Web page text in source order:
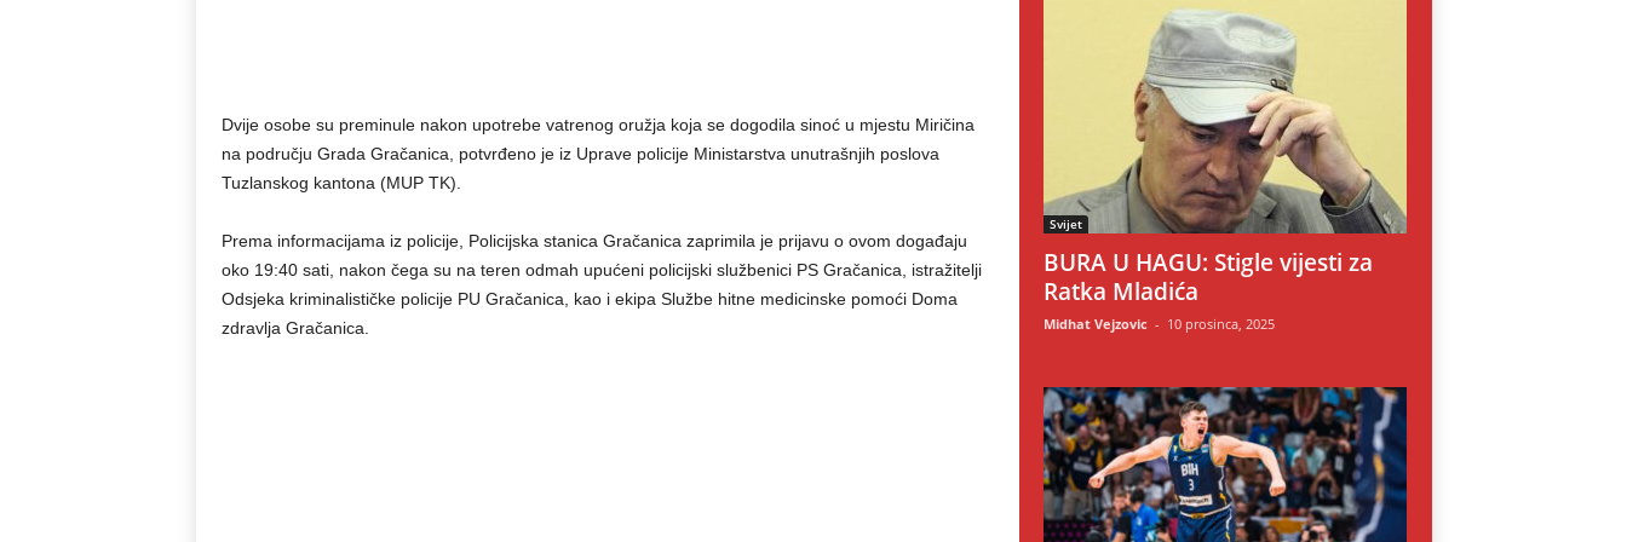
Dvije osobe su preminule nakon upotrebe vatrenog oružja koja se dogodila sinoć u mjestu Miričina
na području Grada Gračanica, potvrđeno je iz Uprave policije Ministarstva unutrašnjih poslova
Tuzlanskog kantona (MUP TK).
Prema informacijama iz policije, Policijska stanica Gračanica zaprimila je prijavu o ovom događaju
oko 19:40 sati, nakon čega su na teren odmah upućeni policijski službenici PS Gračanica, istražitelji
Odsjeka kriminalističke policije PU Gračanica, kao i ekipa Službe hitne medicinske pomoći Doma
zdravlja Gračanica.
Svijet
BURA U HAGU: Stigle vijesti za
Ratka Mladića
Midhat Vejzovic - 10 prosinca, 2025